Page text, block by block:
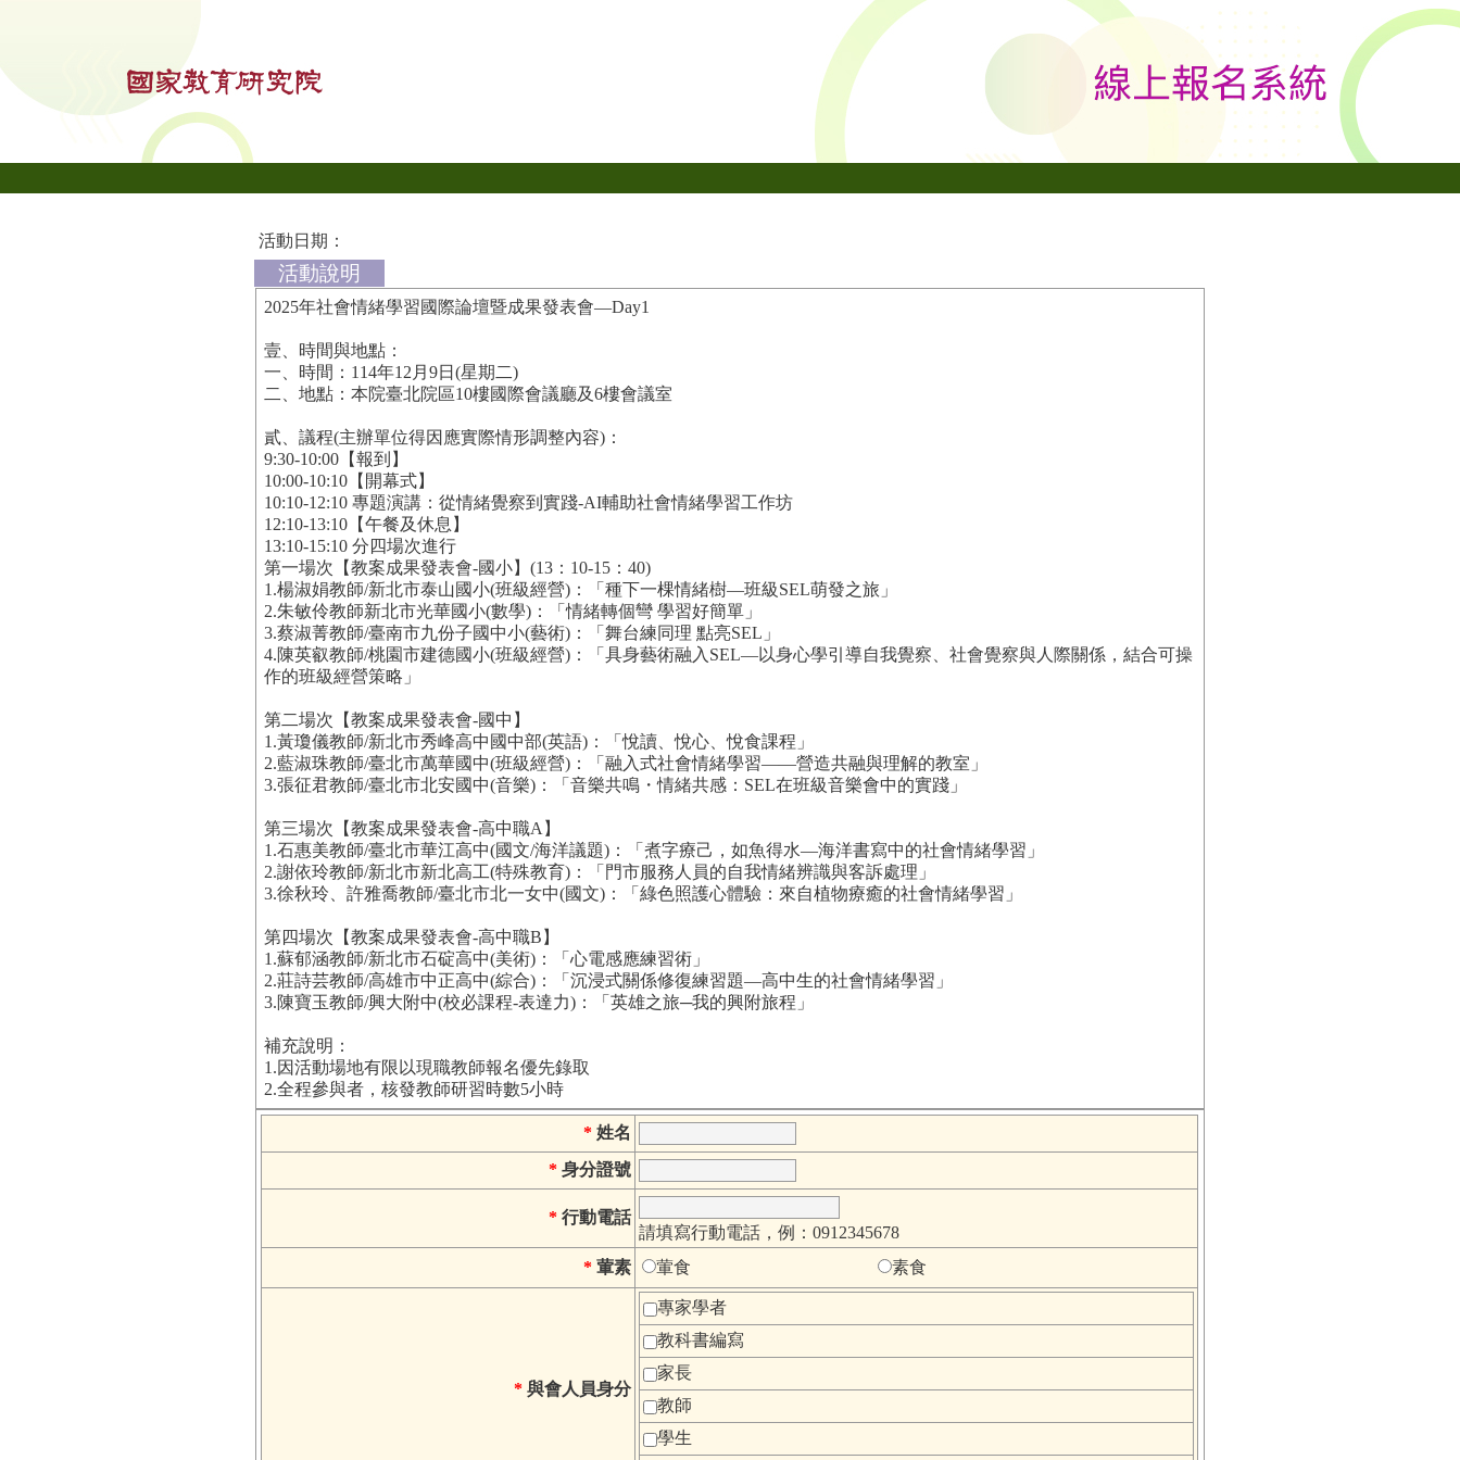
活動日期：
活動說明
2025年社會情緒學習國際論壇暨成果發表會—Day1
壹、時間與地點：
一、時間：114年12月9日(星期二)
二、地點：本院臺北院區10樓國際會議廳及6樓會議室
貳、議程(主辦單位得因應實際情形調整內容)：
9:30-10:00【報到】
10:00-10:10【開幕式】
10:10-12:10 專題演講：從情緒覺察到實踐-AI輔助社會情緒學習工作坊
12:10-13:10【午餐及休息】
13:10-15:10 分四場次進行
第一場次【教案成果發表會-國小】(13：10-15：40)
1.楊淑娟教師/新北市泰山國小(班級經營)：「種下一棵情緒樹—班級SEL萌發之旅」
2.朱敏伶教師新北市光華國小(數學)：「情緒轉個彎 學習好簡單」
3.蔡淑菁教師/臺南市九份子國中小(藝術)：「舞台練同理 點亮SEL」
4.陳英叡教師/桃園市建德國小(班級經營)：「具身藝術融入SEL—以身心學引導自我覺察、社會覺察與人際關係，結合可操
作的班級經營策略」
第二場次【教案成果發表會-國中】
1.黃瓊儀教師/新北市秀峰高中國中部(英語)：「悅讀、悅心、悅食課程」
2.藍淑珠教師/臺北市萬華國中(班級經營)：「融入式社會情緒學習——營造共融與理解的教室」
3.張征君教師/臺北市北安國中(音樂)：「音樂共鳴・情緒共感：SEL在班級音樂會中的實踐」
第三場次【教案成果發表會-高中職A】
1.石惠美教師/臺北市華江高中(國文/海洋議題)：「煮字療己，如魚得水—海洋書寫中的社會情緒學習」
2.謝依玲教師/新北市新北高工(特殊教育)：「門市服務人員的自我情緒辨識與客訴處理」
3.徐秋玲、許雅喬教師/臺北市北一女中(國文)：「綠色照護心體驗：來自植物療癒的社會情緒學習」
第四場次【教案成果發表會-高中職B】
1.蘇郁涵教師/新北市石碇高中(美術)：「心電感應練習術」
2.莊詩芸教師/高雄市中正高中(綜合)：「沉浸式關係修復練習題—高中生的社會情緒學習」
3.陳寶玉教師/興大附中(校必課程-表達力)：「英雄之旅─我的興附旅程」
補充說明：
1.因活動場地有限以現職教師報名優先錄取
2.全程參與者，核發教師研習時數5小時
* 姓名
* 身分證號
* 行動電話
請填寫行動電話，例：0912345678
* 葷素 葷食 素食
* 與會人員身分
專家學者
教科書編寫
家長
教師
學生